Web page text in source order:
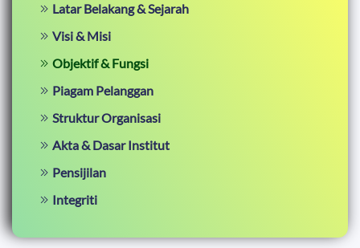
Latar Belakang & Sejarah
Visi & Misi
Objektif & Fungsi
Piagam Pelanggan
Struktur Organisasi
Akta & Dasar Institut
Pensijilan
Integriti